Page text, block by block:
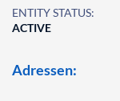
ENTITY STATUS:
ACTIVE
Adressen: